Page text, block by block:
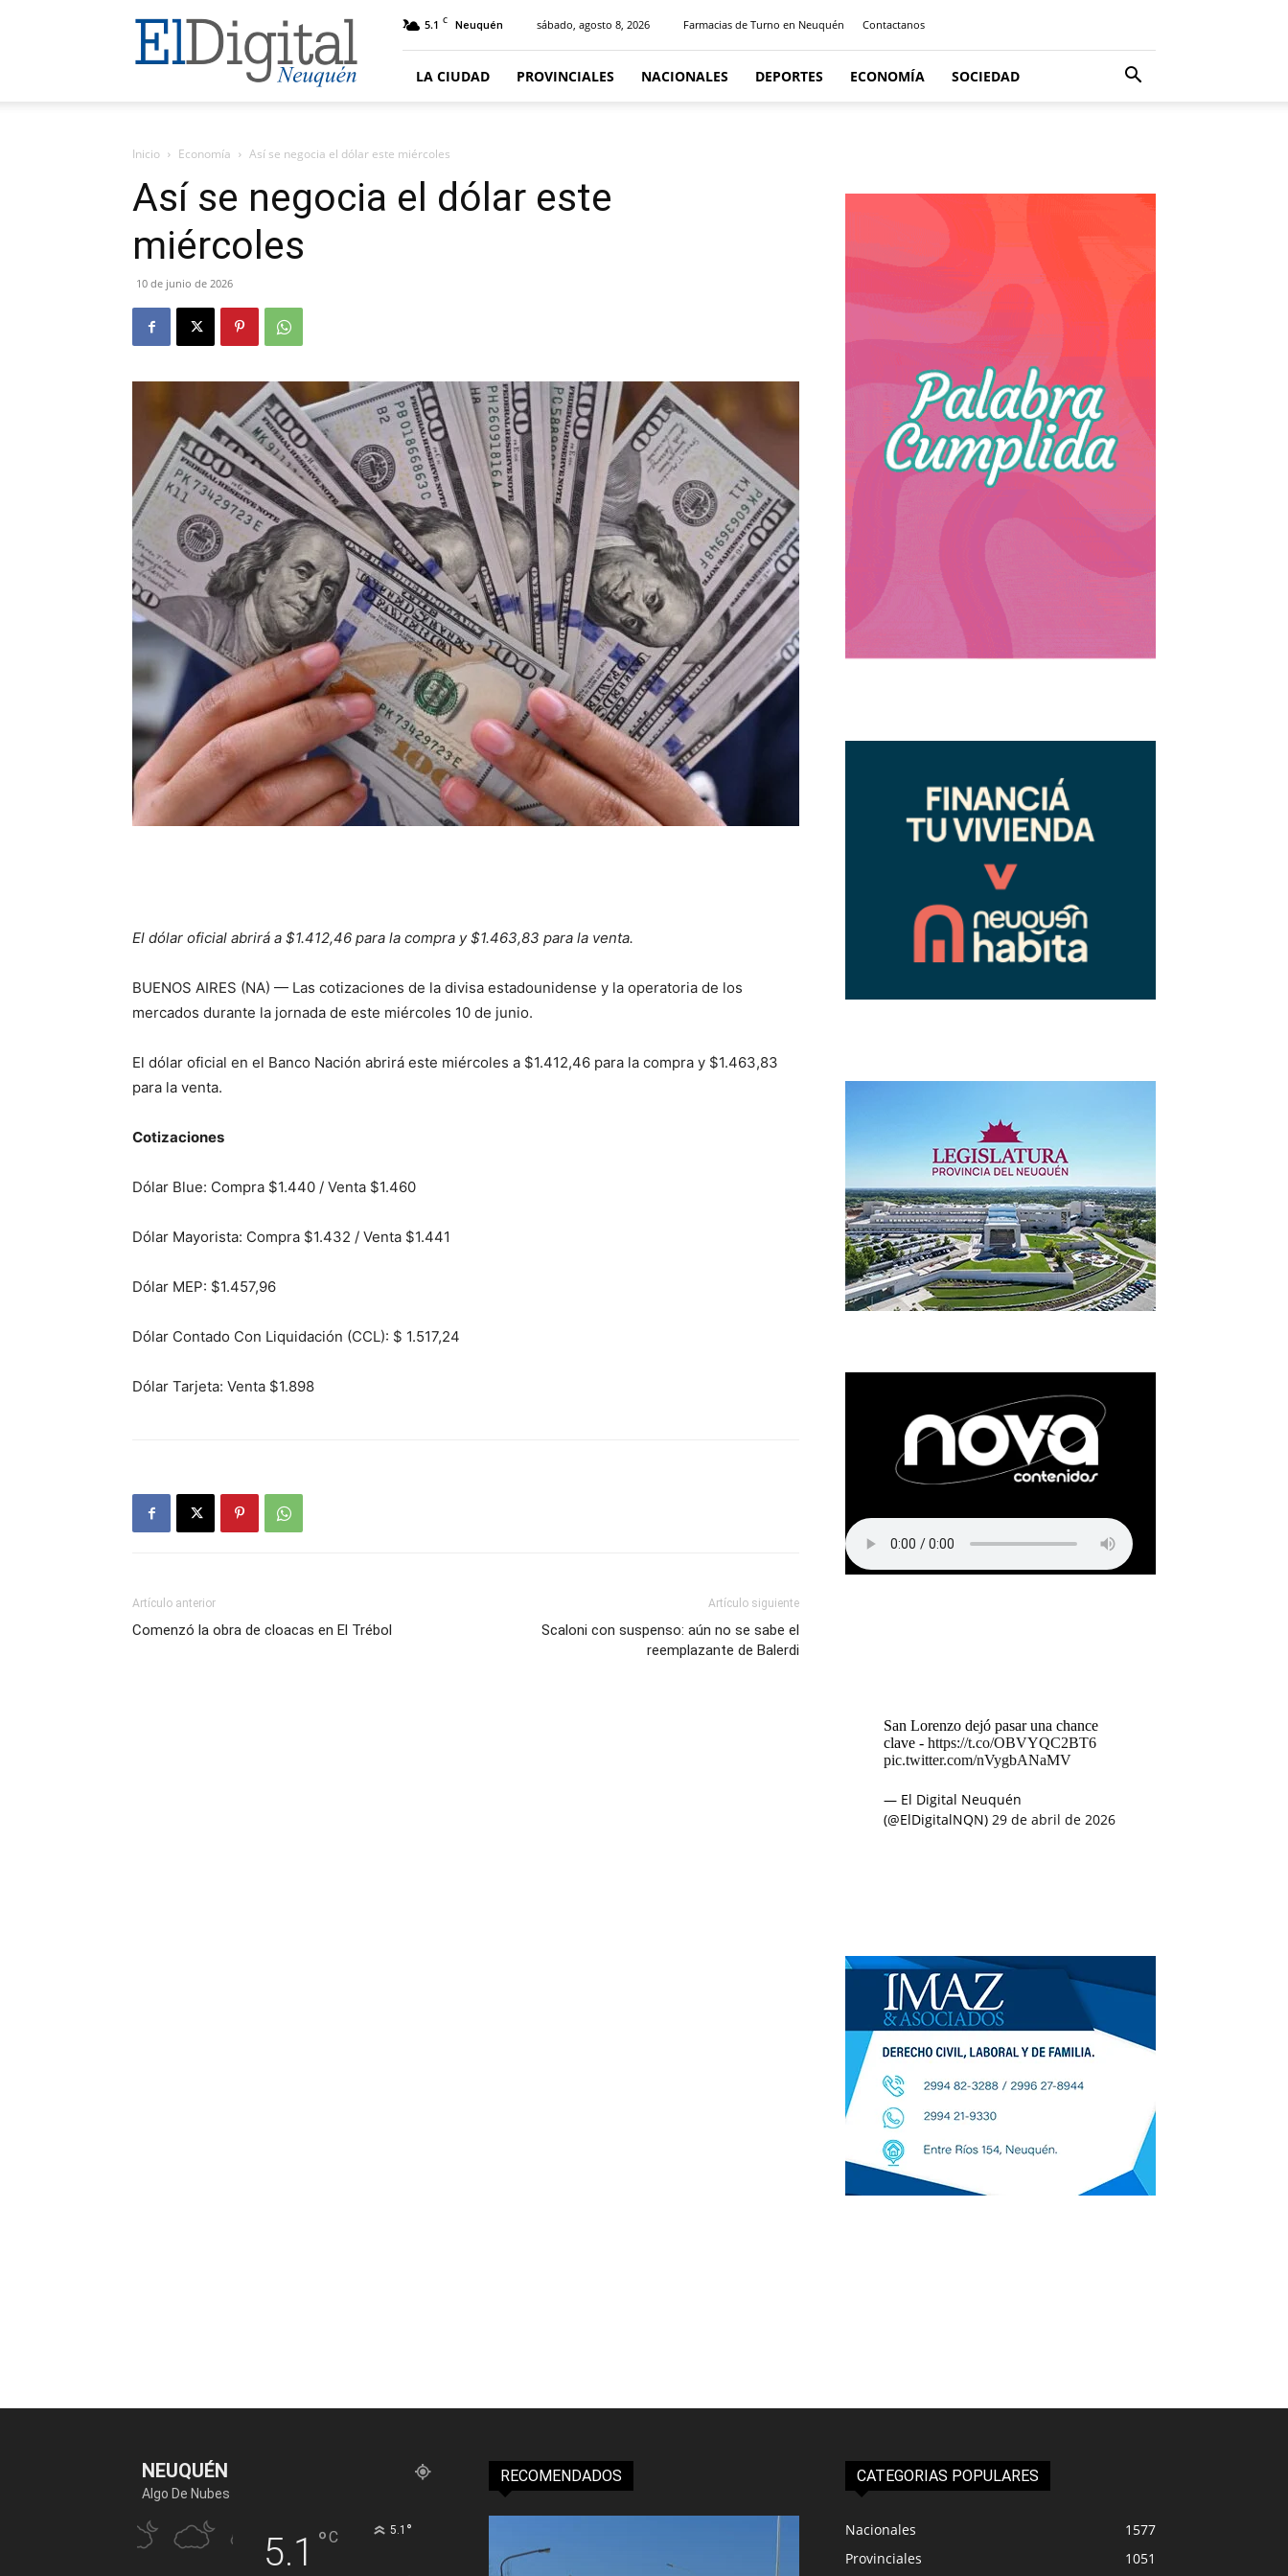
El
Digital
Neuquen
5.1 C Neuquén sábado, agosto 8, 2026 Farmacias de Turno en Neuquén Contactanos
LA CIUDAD PROVINCIALES NACIONALES DEPORTES ECONOMÍA SOCIEDAD
Inicio Economía Así se negocia el dólar este miércoles
Así se negocia el dólar este
miércoles
10 de junio de 2026
El dólar oficial abrirá a $1.412,46 para la compra y $1.463,83 para la venta.
BUENOS AIRES (NA) — Las cotizaciones de la divisa estadounidense y la operatoria de los
mercados durante la jornada de este miércoles 10 de junio.
El dólar oficial en el Banco Nación abrirá este miércoles a $1.412,46 para la compra y $1.463,83
para la venta.
Cotizaciones
Dólar Blue: Compra $1.440 / Venta $1.460
Dólar Mayorista: Compra $1.432 / Venta $1.441
Dólar MEP: $1.457,96
Dólar Contado Con Liquidación (CCL): $ 1.517,24
Dólar Tarjeta: Venta $1.898
Artículo anterior
Comenzó la obra de cloacas en El Trébol
Artículo siguiente
Scaloni con suspenso: aún no se sabe el
reemplazante de Balerdi
San Lorenzo dejó pasar una chance
clave - https://t.co/OBVYQC2BT6
pic.twitter.com/nVygbANaMV
— El Digital Neuquén
(@ElDigitalNQN) 29 de abril de 2026
NEUQUÉN
Algo De Nubes
5.1 °C 5.1 °
RECOMENDADOS CATEGORIAS POPULARES
Nacionales
1577
Provinciales
1051